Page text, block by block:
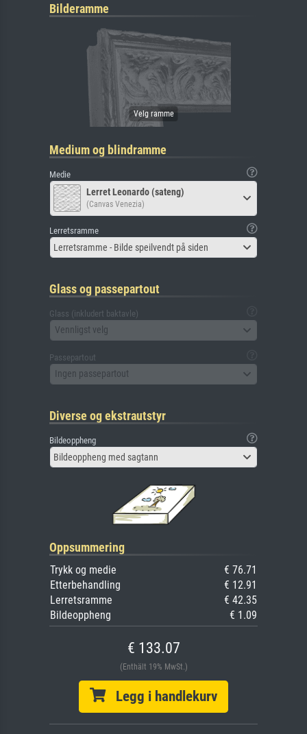
Bilderamme
Medium og blindramme
Medie
Lerret Leonardo (sateng)
(Canvas Venezia)
Lerretsramme
Lerretsramme - Bilde speilvendt på siden
Glass og passepartout
Glass (inkludert baktavle)
Vennligst velg
Passepartout
Ingen passepartout
Diverse og ekstrautstyr
Bildeoppheng
Bildeoppheng med sagtann
Oppsummering
Trykk og medie
€ 76.71
Etterbehandling
€ 12.91
Lerretsramme
€ 42.35
Bildeoppheng
€ 1.09
€ 133.07
(Enthält 19% MwSt.)
Legg i handlekurv